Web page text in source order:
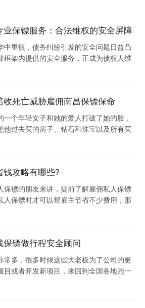
业保镖服务：合法维权的安全屏障
中重镇，债务纠纷引发的安全问题日益凸
框架内提供的安全服务，正成为债权人维
死亡威胁雇佣南昌保镖保命
一个年轻女子和她的爱人打破了她的脸，
他过去买的房子、钻石和珠宝以及所有买
钱攻略有哪些?
保镖的朋友来讲，提前了解雇佣私人保镖
人保镖时才可以帮雇主节省不少费用，那
保镖做行程安全顾问
常多，很多时候这些大老板为了公司的更
目或者开发新项目，来回到全国各地跑一